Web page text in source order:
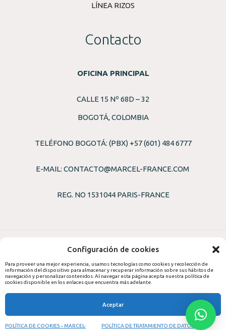
Configuración de cookies
Para proveer una mejor experiencia, usamos tecnologías como cookies y recolección de
información del dispositivo para almacenar y recuperar información sobre sus hábitos de
navegación y personalizar contenidos. Al navegar esta página acepta nuestra política de
cookies disponible en los enlaces que encuentra más adelante.
Aceptar
POLÍTICA DE COOKIES – MARCEL- POLÍTICA DE TRATAMIENTO DE DATOS
LÍNEA RIZOS
Contacto
OFICINA PRINCIPAL
CALLE 15 Nº 68D – 32
BOGOTÁ, COLOMBIA
TELÉFONO BOGOTÁ: (PBX) +57 (601) 484 6777
E-MAIL: CONTACTO@MARCEL-FRANCE.COM
REG. NO 1531044 PARIS-FRANCE
© 2026,PROFRANCE S.A.S
Inicio de